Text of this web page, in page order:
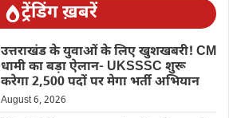
ट्रेंडिंग ख़बरें
उत्तराखंड के युवाओं के लिए खुशखबरी! CM
धामी का बड़ा ऐलान- UKSSSC शुरू
करेगा 2,500 पदों पर मेगा भर्ती अभियान
August 6, 2026